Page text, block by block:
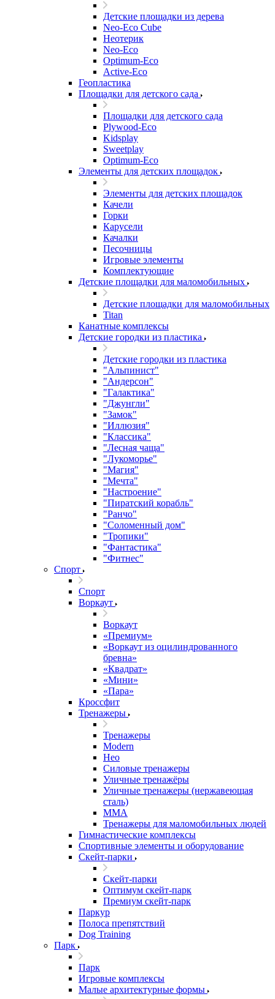
Детские площадки из дерева
Neo-Eco Cube
Неотерик
Neo-Eco
Оptimum-Еco
Active-Eco
Геопластика
Площадки для детского сада
Площадки для детского сада
Plywood-Eco
Kidsplay
Sweetplay
Оptimum-Еco
Элементы для детских площадок
Элементы для детских площадок
Качели
Горки
Карусели
Качалки
Песочницы
Игровые элементы
Комплектующие
Детские площадки для маломобильных
Детские площадки для маломобильных
Titan
Канатные комплексы
Детские городки из пластика
Детские городки из пластика
"Альпинист"
"Андерсон"
"Галактика"
"Джунгли"
"Замок"
"Иллюзия"
"Классика"
"Лесная чаща"
"Лукоморье"
"Магия"
"Мечта"
"Настроение"
"Пиратский корабль"
"Ранчо"
"Соломенный дом"
"Тропики"
"Фантастика"
"Фитнес"
Спорт
Спорт
Воркаут
Воркаут
«Премиум»
«Воркаут из оцилиндрованного
бревна»
«Квадрат»
«Мини»
«Пара»
Кроссфит
Тренажеры
Тренажеры
Modern
Нео
Силовые тренажеры
Уличные тренажёры
Уличные тренажеры (нержавеющая
сталь)
ММА
Тренажеры для маломобильных людей
Гимнастические комплексы
Спортивные элементы и оборудование
Скейт-парки
Скейт-парки
Оптимум скейт-парк
Премиум скейт-парк
Паркур
Полоса препятствий
Dog Training
Парк
Парк
Игровые комплексы
Малые архитектурные формы